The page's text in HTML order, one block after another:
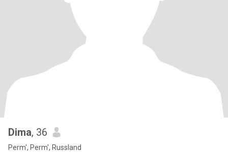
Dima, 36
Perm', Perm', Russland